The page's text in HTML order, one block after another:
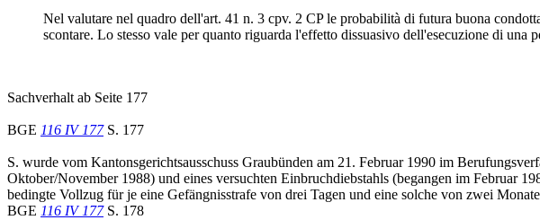
Nel valutare nel quadro dell'art. 41 n. 3 cpv. 2 CP le probabilità di futura buona
scontare. Lo stesso vale per quanto riguarda l'effetto dissuasivo dell'esecuzione di
Sachverhalt ab Seite 177
BGE 116 IV 177S. 177
S. wurde vom Kantonsgerichtsausschuss Graubünden am 21. Februar 1990 im
Oktober/November 1988) und eines versuchten Einbruchdiebstahls (begangen im Februar
bedingte Vollzug für je eine Gefängnisstrafe von drei Tagen und eine solche von zwei
BGE 116 IV 177S. 178